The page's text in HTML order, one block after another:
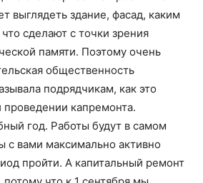
выглядеть здание, фасад, каким
сделают с точки зрения
памяти. Поэтому очень
общественность
подрядчикам, как это
проведении капремонта.
год. Работы будут в самом
с вами максимально активно
пройти. А капитальный ремонт